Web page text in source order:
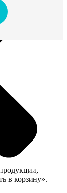
в корзину».